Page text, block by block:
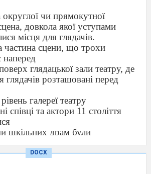
чи прямокутної
довкола якої уступами
місця для глядачів.
частина сцени, що трохи
наперед
глядацької зали театру, де
глядачів розташовані перед
галереї театру
співці та актори 11 століття
шкільних драм були
п’єсу серйозного змісту і
DOCX